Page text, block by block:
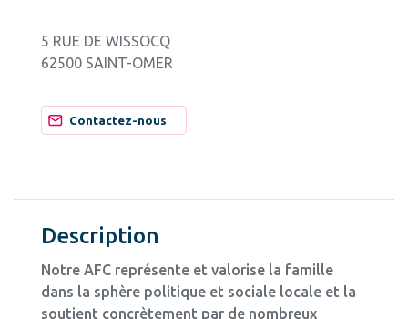
5 RUE DE WISSOCQ
62500 SAINT-OMER
Contactez-nous
Description
Notre AFC représente et valorise la famille
dans la sphère politique et sociale locale et la
soutient concrètement par de nombreux